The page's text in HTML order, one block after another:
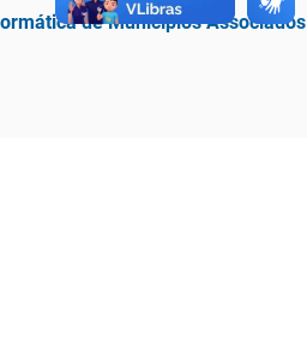
de Municípios Associados